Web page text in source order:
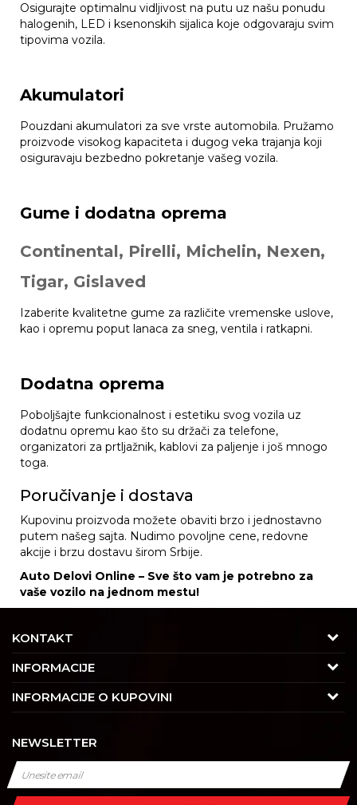
Osigurajte optimalnu vidljivost na putu uz našu ponudu
halogenih, LED i ksenonskih sijalica koje odgovaraju svim
tipovima vozila.
Akumulatori
Pouzdani akumulatori za sve vrste automobila. Pružamo
proizvode visokog kapaciteta i dugog veka trajanja koji
osiguravaju bezbedno pokretanje vašeg vozila.
Gume i dodatna oprema
Continental, Pirelli, Michelin, Nexen,
Tigar, Gislaved
Izaberite kvalitetne gume za različite vremenske uslove,
kao i opremu poput lanaca za sneg, ventila i ratkapni.
Dodatna oprema
Poboljšajte funkcionalnost i estetiku svog vozila uz
dodatnu opremu kao što su držači za telefone,
organizatori za prtljažnik, kablovi za paljenje i još mnogo
toga.
Poručivanje i dostava
Kupovinu proizvoda možete obaviti brzo i jednostavno
putem našeg sajta. Nudimo povoljne cene, redovne
akcije i brzu dostavu širom Srbije.
Auto Delovi Online – Sve što vam je potrebno za
vaše vozilo na jednom mestu!
KONTAKT
Adresa
Trgovačka 7/2, Čukarica
11030 Beograd, Srbija
Radno vreme
Radnim danom: 08-16h
INFORMACIJE
O nama
Saradnja
Kontakt
Najčešća pitanja
INFORMACIJE O KUPOVINI
Izjava o privatnosti i sigurnosti podataka
Kako kupiti
Isporuka
NEWSLETTER